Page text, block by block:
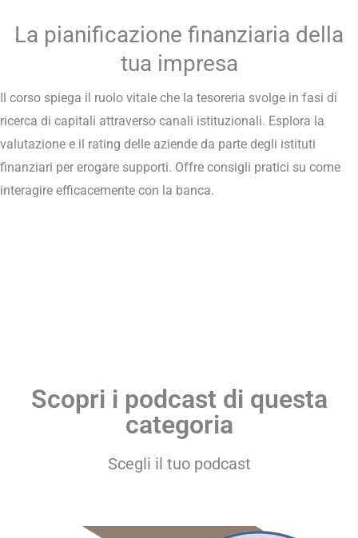
La pianificazione finanziaria della
tua impresa
Il corso spiega il ruolo vitale che la tesoreria svolge in fasi di
ricerca di capitali attraverso canali istituzionali. Esplora la
valutazione e il rating delle aziende da parte degli istituti
finanziari per erogare supporti. Offre consigli pratici su come
interagire efficacemente con la banca.
Scopri i podcast di questa
categoria
Scegli il tuo podcast